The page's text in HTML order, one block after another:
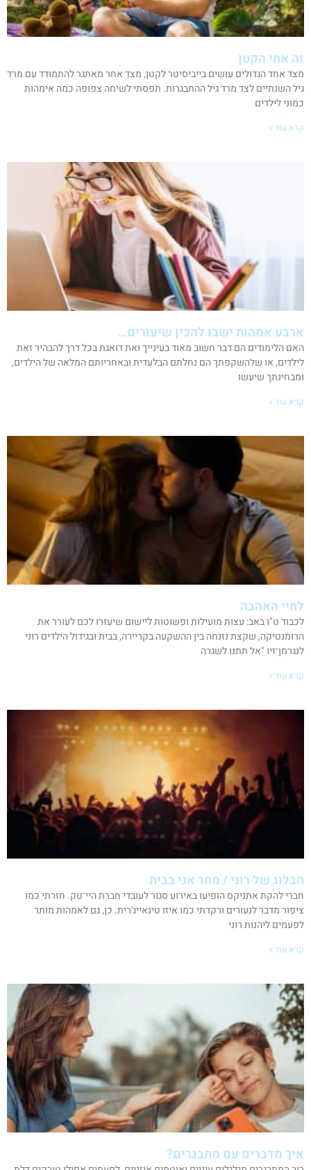
זה אחי הקטן
מצד אחד הגדולים עושים בייביסיטר לקטן, מצד אחר מאתגר להתמודד עם מרד
גיל השנתיים לצד מרד גיל ההתבגרות. תפסתי לשיחה צפופה כמה אימהות
כמוני לילדים
קרא עוד »
ארבע אמהות ישבו להכין שיעורים…
האם הלימודים הם דבר חשוב מאוד בעינייך ואת דואגת בכל דרך להבהיר זאת
לילדים, או שלהשקפתך הם נחלתם הבלעדית ובאחריותם המלאה של הילדים,
ומבחינתך שיעשו
קרא עוד »
לחיי האהבה
לכבוד ט"ו באב: עצות מועילות ופשוטות ליישום שיעזרו לכם לעורר את
הרומנטיקה, שקצת נזנחה בין ההשקעה בקריירה, בבית ובגידול הילדים רוני
לנגרמן־זיו "אל תתנו לשגרה
קרא עוד »
הבלוג של רוני / מחר אני בבית
חברי להקת אתניקס הופיעו באירוע סגור לעובדי חברת היי־טק. חזרתי כמו
ציפור מדבר לנעורים ורקדתי כמו איזו טינאייג'רית. כן, גם לאמהות מותר
לפעמים ליהנות רוני
קרא עוד »
איך מדברים עם מתבגרים?